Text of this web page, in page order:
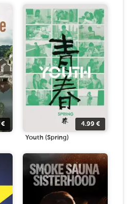
€ 4.99 €
Youth (Spring)